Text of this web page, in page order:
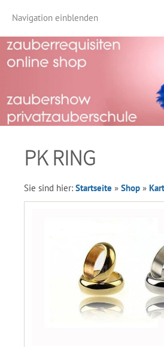
Navigation einblenden
PK RING
Sie sind hier: Startseite » Shop »